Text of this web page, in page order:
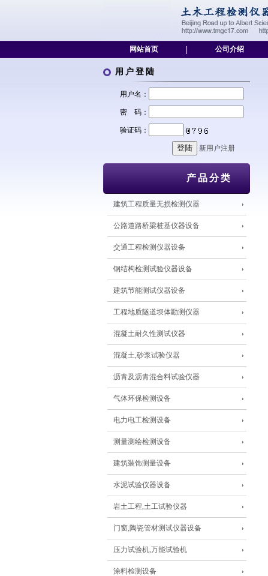
网站首页
公司介绍
用户登陆
用户名：
密 码：
验证码：
新用户注册
产品分类
建筑工程质量无损检测仪器
公路道路桥梁桩基仪器设备
交通工程检测仪器设备
钢结构检测试验仪器设备
建筑节能测试仪器设备
工程地质隧道坝体勘测仪器
混凝土耐久性测试仪器
混凝土,砂浆试验仪器
沥青及沥青混合料试验仪器
气体环保检测设备
电力电工检测设备
测量测绘检测设备
建筑装饰测量设备
水泥试验仪器设备
岩土工程,土工试验仪器
门窗,陶瓷管材测试仪器设备
压力试验机,万能试验机
涂料检测设备